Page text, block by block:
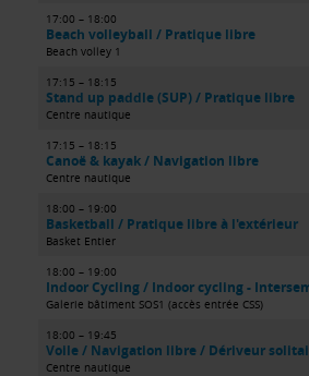
17:00 – 18:00
Beach volleyball / Pratique libre
Beach volley 1
17:15 – 18:15
Stand up paddle (SUP) / Pratique libre
Centre nautique
17:15 – 18:15
Canoë & kayak / Navigation libre
Centre nautique
18:00 – 19:00
Basketball / Pratique libre à l'extérieur
Basket Entier
18:00 – 19:00
Indoor Cycling / Indoor cycling -
Galerie bâtiment SOS1 (accès entrée CSS)
18:00 – 19:45
Voile / Navigation libre / Dériveur
Centre nautique